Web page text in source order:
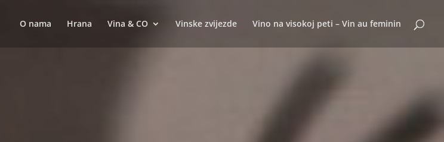
O nama Hrana Vina & CO Vinske zvijezde Vino na visokoj peti – Vin au feminin